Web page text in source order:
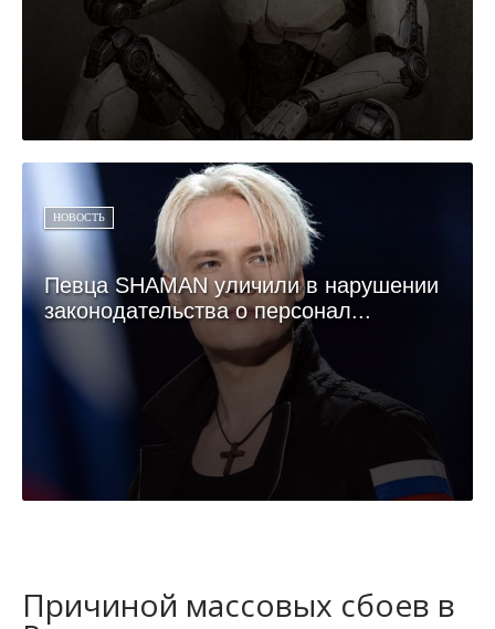
НОВОСТЬ
Певца SHAMAN уличили в нарушении
законодательства о персонал...
Причиной массовых сбоев в